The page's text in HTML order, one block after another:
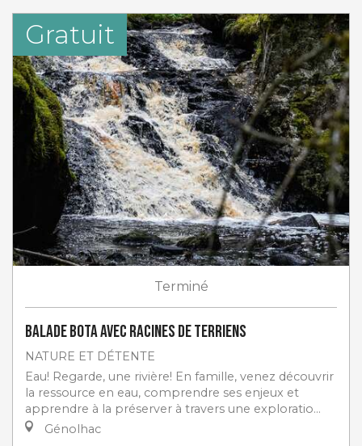
Gratuit
Terminé
Balade Bota avec Racines de Terriens
NATURE ET DÉTENTE
Eau! Regarde, une rivière! En famille, venez découvrir
la ressource en eau, comprendre ses enjeux et
apprendre à la préserver à travers une exploratio...
Génolhac